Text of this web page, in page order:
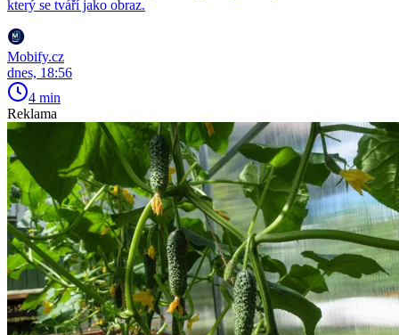
který se tváří jako obraz.
Mobify.cz
dnes, 18:56
4 min
Reklama